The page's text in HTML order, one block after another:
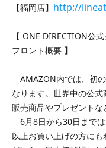
【福岡店】 http://
【 ONE DIRECTION公
フロント概要 】
AMAZON内では、初
なります。世界中の公
販売商品やプレゼントな
6月8日から30日まで
以上お買い上げの方に